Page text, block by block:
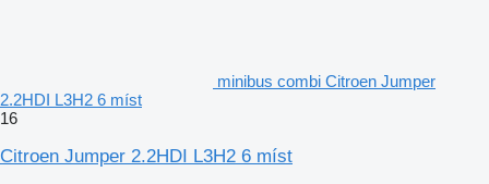
minibus combi Citroen Jumper
2.2HDI L3H2 6 míst
16
Citroen Jumper 2.2HDI L3H2 6 míst